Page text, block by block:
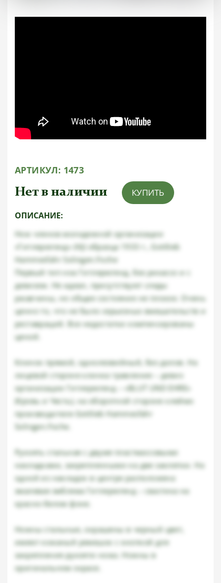
АРТИКУЛ: 1473
Нет в наличии КУПИТЬ
ОПИСАНИЕ:
Нож членов молодежной организации
«Гитлерюгенд» (HJ) образца 1933 г., Gottlieb
Hammesfahr Solingen.Foche
Первый тип ноа Гитлерюгенд, без рикассо и с
девизом. Не идеал, присутствуют следы
ржавчины, но общее состояние не плохое. Очень
ценно то, что не было серьезных вмешательств и
реставраций. Все недостатки компенсированы
ценой.
Клинок прямой, однолезвийный, без долов. На
лицевой стороне клинка травление – девиз
организации Гитлерюгенд – «BLUT UND EHRE»
(Кровь и Честь), на оборотной стороне клеймо
производителя Gottlieb Hammesfahr
Solingen.Foche.
Рукоять стальная с двумя пластмассовыми
накладками, закрепленными на две заклепки. На
одной из накладок в центре расположена
эмалевая эмблема Гитлерюгенд – свастика на
красно-белом фоне.
Ножны стальные, окрашены в черный цвет,
имеют кожаный ремешок с кнопкой для
закрепления рукояти ножа. Ножны в
оригинальном окрасе.